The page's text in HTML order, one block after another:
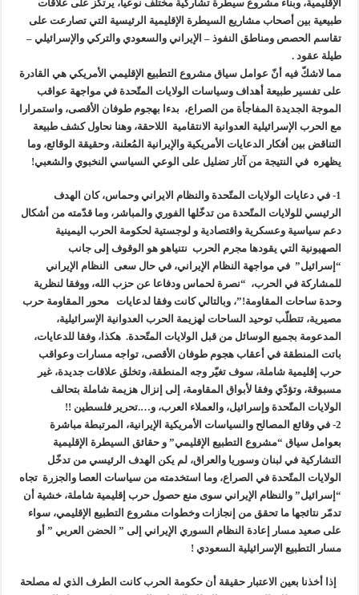
الإقليمية، وبناء مشروع سيطرة تشاركية مختلف نوعيا، يرتكز على علاقات
طبيعية بين أصحاب مشاريع السيطرة الإقليمية الرئيسية التي تصارعت على
تقاسم الحصص ومناطق النفوذ – الإيراني والسعودي والتركي والإسرائيلي –
طيلة عقود .
مما لاشكّ فيه أنّ عوامل سياق مشروع التطبيع الإقليمي الأمريكي هي القادرة
على تفسير طبيعة أهداف وسياسات الولايات المتّحدة في مواجهة عواقب
الموجة الجديدة المفاجأة من الصراع، بدءا بهجوم طوفان الأقصى، واستمرارا
مع الحرب الإسرائيلية العدوانية الانتقامية اللاحقة، وهنا نحاول كشف طبيعة
التناقض بين أفكار الدعايات الأمريكية والإيرانية المُعلنة، وحقيقة الوقائع، وما
يظهره في النتيجة من آثار تضليل على الوعي السياسي النخبوي والشعبي!
1- في دعايات الولايات المتّحدة والنظام الايراني وحماس، كان الهدف
الرئيسي للولايات المتّحدة من تدخّلها الفوري والمباشر، وما قدّمته من أشكال
دعم سياسية وعسكرية واقتصادية و لوجستية لحكومة الحرب اليمينية
الصهيونية التي يقودها مجرم الحرب نتنياهو هو الوقوف إلى جانب
“إسرائيل” في مواجهة النظام الإيراني، في حال سعى النظام الإيراني
للمشاركة في الحرب، “نصرة لحماس ودفاعا عن حزب الله، ووفقا لنظرية
وحدة ساحات المقاومة!”، وبالتالي كانت وفقا لدعايات محور المقاومة حرب
مصيرية، تتطلّب توحيد الساحات لهزيمة الحرب العدوانية الإسرائيلية،
المدعومة بجميع الوسائل من قبل الولايات المتّحدة. هكذا، وفقا للدعايات،
باتت المنطقة في أعقاب هجوم طوفان الأقصى، تواجه مسارات وعواقب
حرب إقليمية شاملة، سوف تغيّر وجه المنطقة، وتخلق علاقات جديدة، غير
مسبوقة، وتؤدّي وفقا لأبواق المقاومة، إلى إنزال هزيمة شاملة بتحالف
الولايات المتّحدة وإسرائيل، والعملاء العرب، و….تحرير فلسطين !!
2- في وقائع المصالح والسياسات الأمريكية الإيرانية، المرتبطة مباشرة
بعوامل سياق “مشروع التطبيع الإقليمي” و حقائق السيطرة الإقليمية
التشاركية في لبنان وسوريا والعراق، لم يكن الهدف الرئيسي من تدخّل
الولايات المتّحدة في الصراع، وما استخدمته من سياسات العصا والجزرة تجاه
“إسرائيل” والنظام الإيراني سوى منع حصول حرب إقليمية شاملة، خشية أن
تدمّر نتائجها ما تحقق من إنجازات وخطوات مشروع التطبيع الإقليمي، سواء
على صعيد مسار إعادة النظام السوري الإيراني إلى ” الحضن العربي ” أو
مسار التطبيع الإسرائيلية السعودي !
إذا أخذنا بعين الاعتبار حقيقة أن حكومة الحرب كانت الطرف الذي له مصلحة